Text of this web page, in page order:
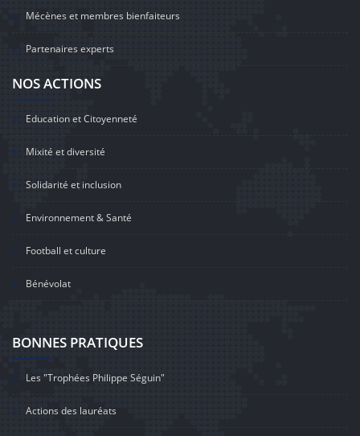
Mécènes et membres bienfaiteurs
Partenaires experts
NOS ACTIONS
Education et Citoyenneté
Mixité et diversité
Solidarité et inclusion
Environnement & Santé
Football et culture
Bénévolat
BONNES PRATIQUES
Les "Trophées Philippe Séguin"
Actions des lauréats